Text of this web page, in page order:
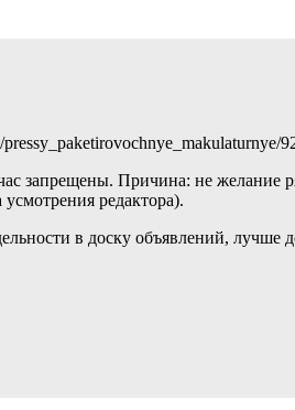
запрещены. Причина: не
редактора).
в доску объявлений, лучше